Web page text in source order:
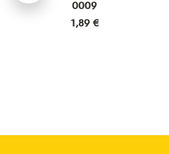
0009
Prix
1,89 €